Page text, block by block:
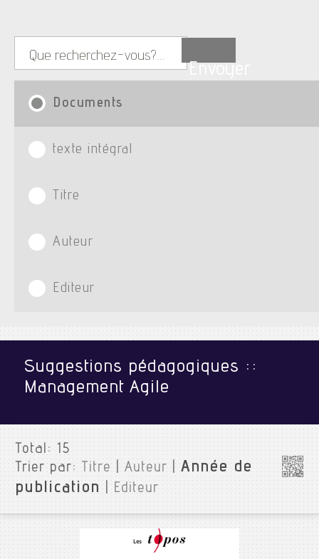
Documents
texte intégral
Titre
Auteur
Editeur
Suggestions pédagogiques ::
Management Agile
Total: 15
Trier par:Titre|Auteur |Année de
publication | Editeur